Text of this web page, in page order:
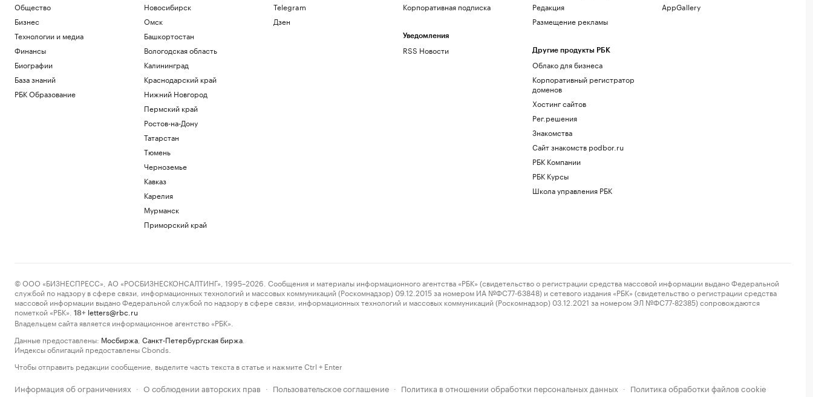
Общество
Бизнес
Технологии и медиа
Финансы
Биографии
База знаний
РБК Образование
Новосибирск
Омск
Башкортостан
Вологодская область
Калининград
Краснодарский край
Нижний Новгород
Пермский край
Ростов-на-Дону
Татарстан
Тюмень
Черноземье
Кавказ
Карелия
Мурманск
Приморский край
Telegram
Дзен
Корпоративная подписка
Уведомления
RSS Новости
Редакция
Размещение рекламы
Другие продукты РБК
Облако для бизнеса
Корпоративный регистратор
доменов
Хостинг сайтов
Рег.решения
Знакомства
Сайт знакомств podbor.ru
РБК Компании
РБК Курсы
Школа управления РБК
AppGallery
© ООО «БИЗНЕСПРЕСС», АО «РОСБИЗНЕСКОНСАЛТИНГ», 1995–2026. Сообщения и материалы информационного агентства «РБК» (свидетельство о регистрации средства массовой информации выдано Федеральной
службой по надзору в сфере связи, информационных технологий и массовых коммуникаций (Роскомнадзор) 09.12.2015 за номером ИА №ФС77-63848) и сетевого издания «РБК» (свидетельство о регистрации средства
массовой информации выдано Федеральной службой по надзору в сфере связи, информационных технологий и массовых коммуникаций (Роскомнадзор) 03.12.2021 за номером ЭЛ №ФС77-82385) сопровождаются
пометкой «РБК».
18+ letters@rbc.ru
Владельцем сайта является информационное агентство «РБК».
Данные предоставлены: Мосбиржа Санкт-Петербургская биржа
Индексы облигаций предоставлены Cbonds.
Чтобы отправить редакции сообщение, выделите часть текста в статье и нажмите Ctrl + Enter
Информация об ограничениях · О соблюдении авторских прав · Пользовательское соглашение · Политика в отношении обработки персональных данных · Политика обработки файлов cookie